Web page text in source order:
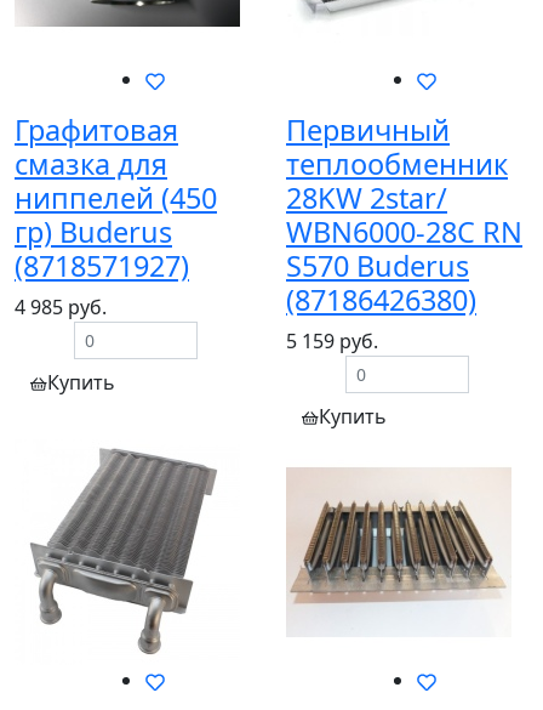
Графитовая
смазка для
ниппелей (450
гр) Buderus
(8718571927)
4 985 руб.
Купить
Первичный
теплообменник
28KW 2star/
WBN6000-28C RN
S570 Buderus
(87186426380)
5 159 руб.
Купить